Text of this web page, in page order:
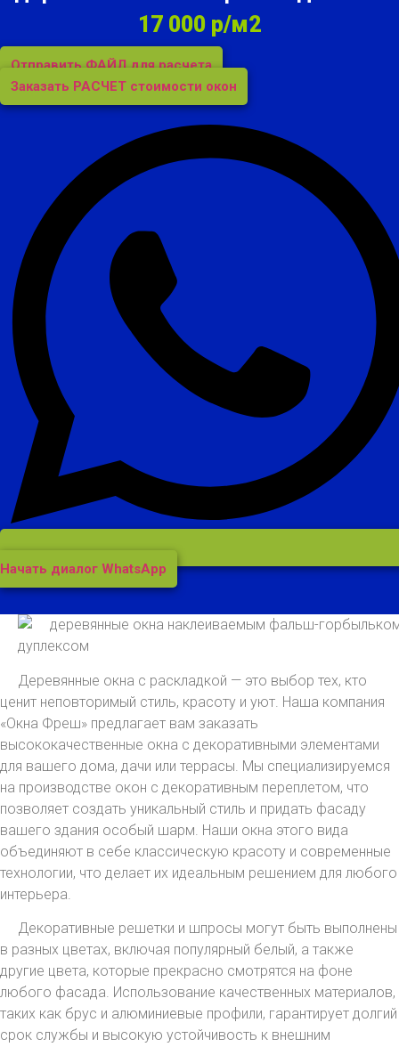
17 000 р/м2
Отправить ФАЙЛ для расчета
Заказать РАСЧЕТ стоимости окон
Начать диалог WhatsApp
Деревянные окна с раскладкой — это выбор тех, кто
ценит неповторимый стиль, красоту и уют. Наша компания
«Окна Фреш» предлагает вам заказать
высококачественные окна с декоративными элементами
для вашего дома, дачи или террасы. Мы специализируемся
на производстве окон с декоративным переплетом, что
позволяет создать уникальный стиль и придать фасаду
вашего здания особый шарм. Наши окна этого вида
объединяют в себе классическую красоту и современные
технологии, что делает их идеальным решением для любого
интерьера.
Декоративные решетки и шпросы могут быть выполнены
в разных цветах, включая популярный белый, а также
другие цвета, которые прекрасно смотрятся на фоне
любого фасада. Использование качественных материалов,
таких как брус и алюминиевые профили, гарантирует долгий
срок службы и высокую устойчивость к внешним